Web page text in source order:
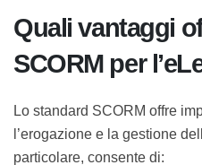
formativo in altre
Quali vantaggi
standard
l’eLearning?